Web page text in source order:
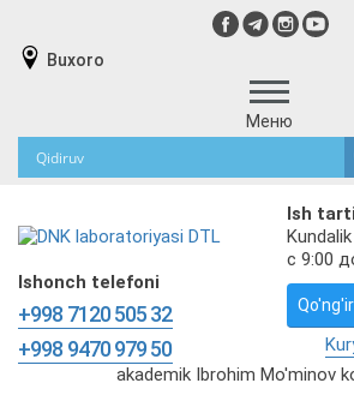
Buxoro
Меню
Ish
Kundalik
с 9:00
Ishonch telefoni
+998 7120 505 32
+998 9470 979 50
akademik Ibrohim Mo'minov